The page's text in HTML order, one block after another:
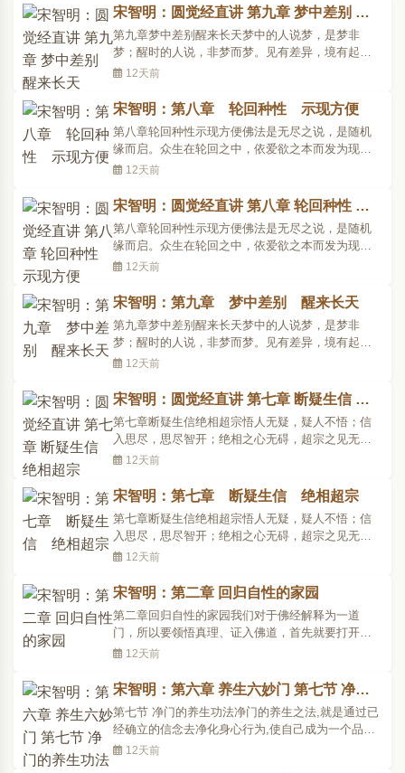
段是普觉菩萨为了使末法时代众生普遍觉悟而提出
的。但末法时代离佛遥远，普遍觉悟相当难，大多
是以世俗知见去..
宋智明：圆觉经直讲 第九章 梦中差别 醒
来长天
第九章梦中差别醒来长天梦中的人说梦，是梦非
梦；醒时的人说，非梦而梦。见有差异，境有起
灭，因妄所转，故全真成妄。妄本无依，境本无
真，即异而归同。--作者提示下面一品最关键的一
品，这品为甚么说是最关键的呢?在整个证道修证当
中，是从真正入道方便来..
12天前
宋智明：第八章 轮回种性 示现方便
第八章轮回种性示现方便佛法是无尽之说，是随机
缘而启。众生在轮回之中，依爱欲之本而发为现
行；有种种理事的障碍，有五性的差别，所以为了
性而超入佛种性，符合圆觉的道而成就果德。千百
亿化身的弥勒菩萨就机而启问：[于是弥勒菩萨在大
众中，即从座起，..
12天前
宋智明：圆觉经直讲 第八章 轮回种性 示
现方便
第八章轮回种性示现方便佛法是无尽之说，是随机
缘而启。众生在轮回之中，依爱欲之本而发为现
行；有种种理事的障碍，有五性的差别，所以为了
性而超入佛种性，符合圆觉的道而成就果德。千百
亿化身的弥勒菩萨就机而启问：[于是弥勒菩萨在大
众中，即从座起，..
12天前
宋智明：第九章 梦中差别 醒来长天
第九章梦中差别醒来长天梦中的人说梦，是梦非
梦；醒时的人说，非梦而梦。见有差异，境有起
灭，因妄所转，故全真成妄。妄本无依，境本无
真，即异而归同。--作者提示下面一品最关键的一
品，这品为甚么说是最关键的呢?在整个证道修证当
中，是从真正入道方便来..
12天前
宋智明：圆觉经直讲 第七章 断疑生信 绝
相超宗
第七章断疑生信绝相超宗悟人无疑，疑人不悟；信
入思尽，思尽智开；绝相之心无碍，超宗之见无
见。金刚藏我人正信之宝，出轮回妙慧无着之道，
于是虚花歇而寂空无二，实际立而性光恒照。--作者
提示我们前次讲到第三节段。第三节段是讲凡夫怎
样通过方便、渐次..
12天前
宋智明：第七章 断疑生信 绝相超宗
第七章断疑生信绝相超宗悟人无疑，疑人不悟；信
入思尽，思尽智开；绝相之心无碍，超宗之见无
见。金刚藏我人正信之宝，出轮回妙慧无着之道，
于是虚花歇而寂空无二，实际立而性光恒照。--作者
提示我们前次讲到第三节段。第三节段是讲凡夫怎
样通过方便、渐次..
12天前
宋智明：第二章 回归自性的家园
第二章回归自性的家园我们对于佛经解释为一道
门，所以要领悟真理、证入佛道，首先就要打开这
一道门。而这道门有广有狭：普被众生、广摄迷情
归的狭义之门。这部经要打开的是你自心的门，只
有当你离一切缘，唯有觉知独照的时候，才有可能
打开。一旦打开这本..
12天前
宋智明：第六章 养生六妙门 第七节 净门
的养生功法
第七节 净门的养生功法净门的养生之法,就是通过已
经确立的信念去净化身心行为,使自己成为一个品德
优良人格完美的人。净的修养是自觉的,并不在於甚
12天前